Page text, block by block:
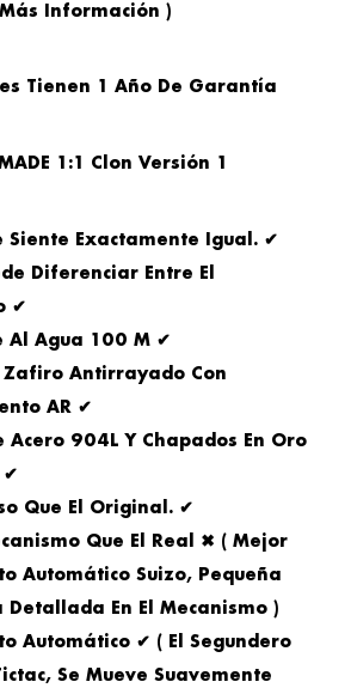
Información )
Tienen 1 Año De Garantía
MADE 1:1 Clon Versión 1
Siente Exactamente Igual. ✔
Diferenciar Entre El
✔
Al Agua 100 M ✔
Zafiro Antirrayado Con
AR ✔
Acero 904L Y Chapados En Oro
✔
Que El Original. ✔
Que El Real ✖ ( Mejor
Automático Suizo, Pequeña
Detallada En El Mecanismo )
Automático ✔ ( El Segundero
Se Mueve Suavemente